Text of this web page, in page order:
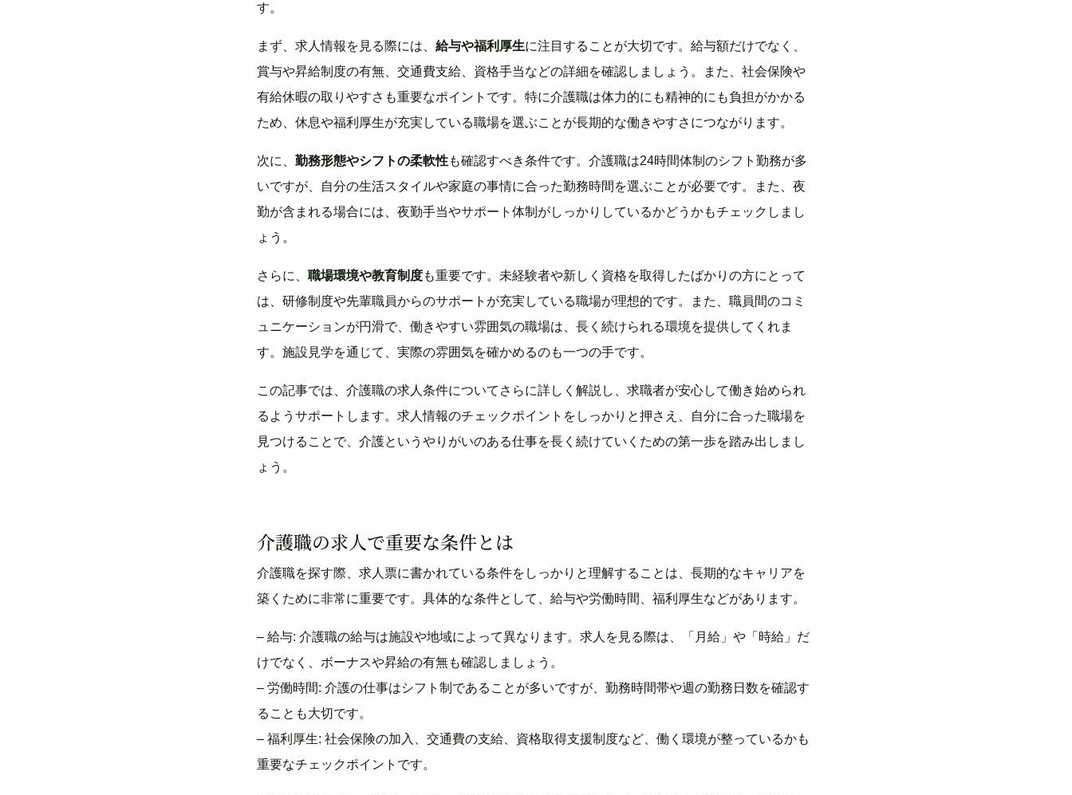
す。
まず、求人情報を見る際には、 給与や福利厚生に注目することが大切です。給与額だけでなく、
賞与や昇給制度の有無、交通費支給、資格手当などの詳細を確認しましょう。また、社会保険や
有給休暇の取りやすさも重要なポイントです。特に介護職は体力的にも精神的にも負担がかかる
ため、休息や福利厚生が充実している職場を選ぶことが長期的な働きやすさにつながります。
次に、 勤務形態やシフトの柔軟性も確認すべき条件です。介護職は24時間体制のシフト勤務が多
いですが、自分の生活スタイルや家庭の事情に合った勤務時間を選ぶことが必要です。また、夜
勤が含まれる場合には、夜勤手当やサポート体制がしっかりしているかどうかもチェックしまし
ょう。
さらに、 職場環境や教育制度も重要です。未経験者や新しく資格を取得したばかりの方にとって
は、研修制度や先輩職員からのサポートが充実している職場が理想的です。また、職員間のコミ
ュニケーションが円滑で、働きやすい雰囲気の職場は、長く続けられる環境を提供してくれま
す。施設見学を通じて、実際の雰囲気を確かめるのも一つの手です。
この記事では、介護職の求人条件についてさらに詳しく解説し、求職者が安心して働き始められ
るようサポートします。求人情報のチェックポイントをしっかりと押さえ、自分に合った職場を
見つけることで、介護というやりがいのある仕事を長く続けていくための第一歩を踏み出しまし
ょう。
介護職の求人で重要な条件とは
介護職を探す際、求人票に書かれている条件をしっかりと理解することは、長期的なキャリアを
築くために非常に重要です。具体的な条件として、給与や労働時間、福利厚生などがあります。
– 給与: 介護職の給与は施設や地域によって異なります。求人を見る際は、「月給」や「時給」だ
けでなく、ボーナスや昇給の有無も確認しましょう。
– 労働時間: 介護の仕事はシフト制であることが多いですが、勤務時間帯や週の勤務日数を確認す
ることも大切です。
– 福利厚生: 社会保険の加入、交通費の支給、資格取得支援制度など、働く環境が整っているかも
重要なチェックポイントです。